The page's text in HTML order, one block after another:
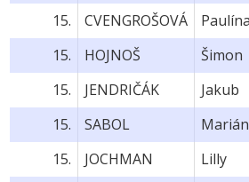
15.
CVENGROŠOVÁ Paulína
15.
HOJNOŠ Šimon
15.
JENDRIČÁK Jakub
15.
SABOL Marián
15.
JOCHMAN Lilly